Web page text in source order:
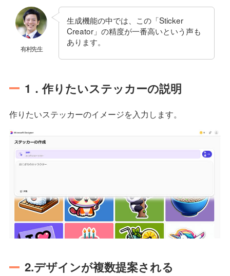
有村先生
生成機能の中では、この「Sticker
Creator」の精度が一番高いという声も
あります。
1．作りたいステッカーの説明
作りたいステッカーのイメージを入力します。
2.デザインが複数提案される